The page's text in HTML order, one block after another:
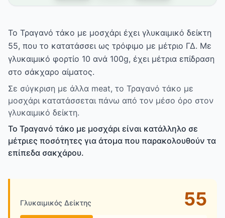
Το Τραγανό τάκο με μοσχάρι έχει γλυκαιμικό δείκτη
55, που το κατατάσσει ως τρόφιμο με μέτριο ΓΔ. Με
γλυκαιμικό φορτίο 10 ανά 100g, έχει μέτρια επίδραση
στο σάκχαρο αίματος.
Σε σύγκριση με άλλα meat, το Τραγανό τάκο με
μοσχάρι κατατάσσεται πάνω από τον μέσο όρο στον
γλυκαιμικό δείκτη.
Το Τραγανό τάκο με μοσχάρι είναι κατάλληλο σε
μέτριες ποσότητες για άτομα που παρακολουθούν τα
επίπεδα σακχάρου.
Γλυκαιμικός Δείκτης 55